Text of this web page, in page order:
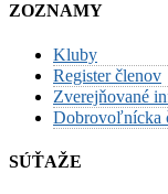
ZOZNAMY
Kluby
Register členov
Zverejňované
Dobrovoľnícka
SÚŤAŽE